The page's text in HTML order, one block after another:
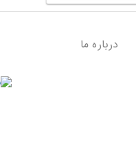
درباره ما